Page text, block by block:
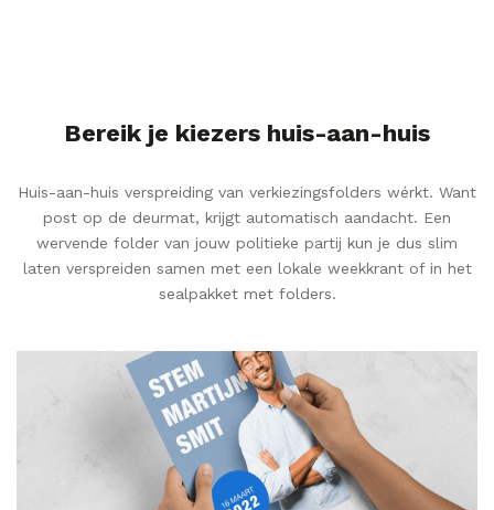
Bereik je kiezers huis-aan-huis
Huis-aan-huis verspreiding van verkiezingsfolders wérkt. Want
post op de deurmat, krijgt automatisch aandacht. Een
wervende folder van jouw politieke partij kun je dus slim
laten verspreiden samen met een lokale weekkrant of in het
sealpakket met folders.